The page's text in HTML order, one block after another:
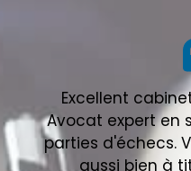
Excellent
Avocat expert en
parties d'échecs.
aussi bien à